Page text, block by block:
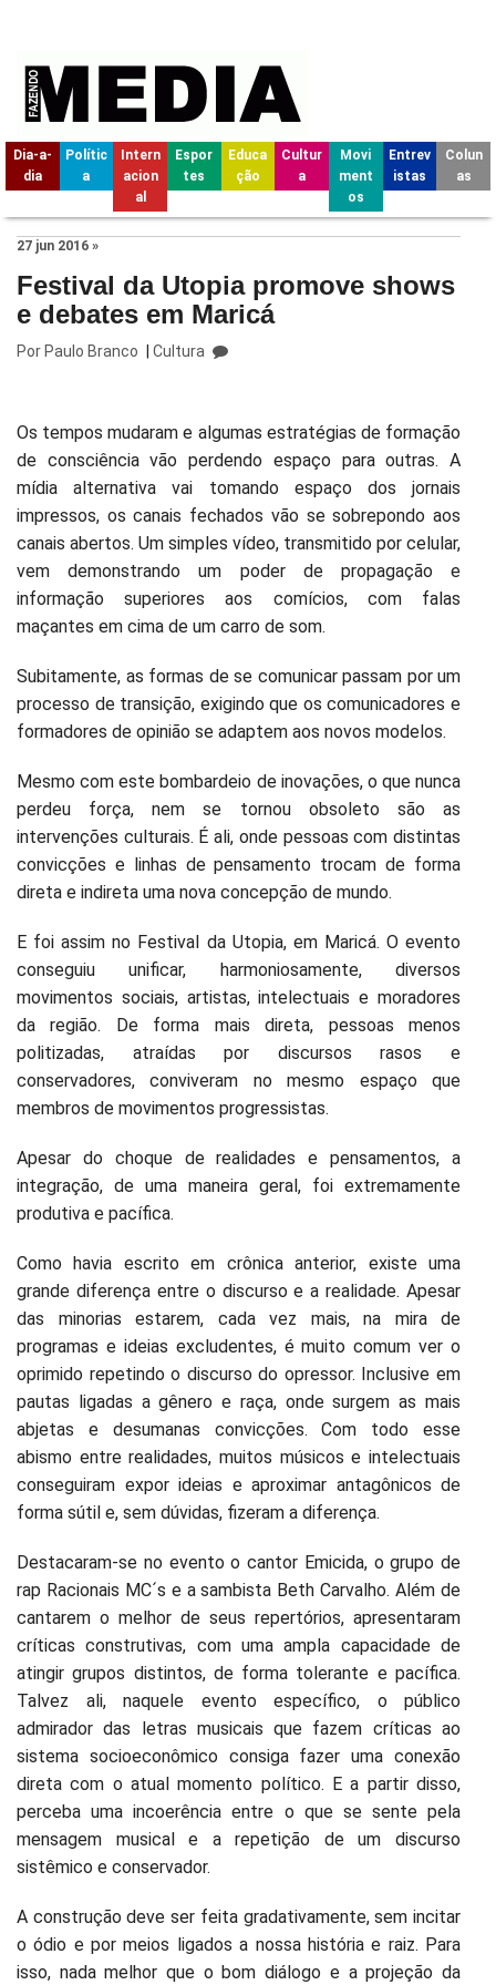
Dia-a-
dia
Polític
a
Intern
acion
al
Espor
tes
Educa
ção
Cultur
a
Movi
ment
os
Entrev
istas
Colun
as
27 jun 2016 »
Festival da Utopia promove shows
e debates em Maricá
PorPaulo Branco | Cultura
Os tempos mudaram e algumas estratégias de formação
de consciência vão perdendo espaço para outras. A
mídia alternativa vai tomando espaço dos jornais
impressos, os canais fechados vão se sobrepondo aos
canais abertos. Um simples vídeo, transmitido por celular,
vem demonstrando um poder de propagação e
informação superiores aos comícios, com falas
maçantes em cima de um carro de som.
Subitamente, as formas de se comunicar passam por um
processo de transição, exigindo que os comunicadores e
formadores de opinião se adaptem aos novos modelos.
Mesmo com este bombardeio de inovações, o que nunca
perdeu força, nem se tornou obsoleto são as
intervenções culturais. É ali, onde pessoas com distintas
convicções e linhas de pensamento trocam de forma
direta e indireta uma nova concepção de mundo.
E foi assim no Festival da Utopia, em Maricá. O evento
conseguiu unificar, harmoniosamente, diversos
movimentos sociais, artistas, intelectuais e moradores
da região. De forma mais direta, pessoas menos
politizadas, atraídas por discursos rasos e
conservadores, conviveram no mesmo espaço que
membros de movimentos progressistas.
Apesar do choque de realidades e pensamentos, a
integração, de uma maneira geral, foi extremamente
produtiva e pacífica.
Como havia escrito em crônica anterior, existe uma
grande diferença entre o discurso e a realidade. Apesar
das minorias estarem, cada vez mais, na mira de
programas e ideias excludentes, é muito comum ver o
oprimido repetindo o discurso do opressor. Inclusive em
pautas ligadas a gênero e raça, onde surgem as mais
abjetas e desumanas convicções. Com todo esse
abismo entre realidades, muitos músicos e intelectuais
conseguiram expor ideias e aproximar antagônicos de
forma sútil e, sem dúvidas, fizeram a diferença.
Destacaram-se no evento o cantor Emicida, o grupo de
rap Racionais MC´s e a sambista Beth Carvalho. Além de
cantarem o melhor de seus repertórios, apresentaram
críticas construtivas, com uma ampla capacidade de
atingir grupos distintos, de forma tolerante e pacífica.
Talvez ali, naquele evento específico, o público
admirador das letras musicais que fazem críticas ao
sistema socioeconômico consiga fazer uma conexão
direta com o atual momento político. E a partir disso,
perceba uma incoerência entre o que se sente pela
mensagem musical e a repetição de um discurso
sistêmico e conservador.
A construção deve ser feita gradativamente, sem incitar
o ódio e por meios ligados a nossa história e raiz. Para
isso, nada melhor que o bom diálogo e a projeção da